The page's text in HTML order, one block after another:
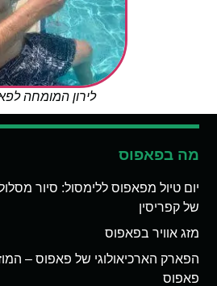
לירון המומחה
מה בפאפוס
יום טיול מפאפוס ללימסול: סיור
של קפריסין
מזג אוויר בפאפוס
הפארק הארכיאולוגי של פאפוס –
פאפוס